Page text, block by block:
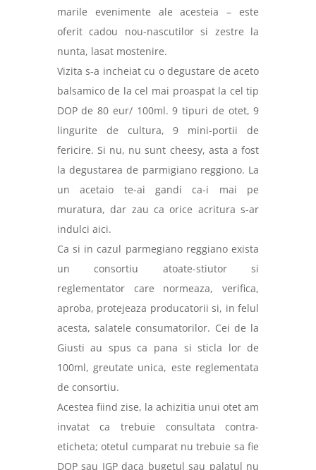
marile evenimente ale acesteia – este
oferit cadou nou-nascutilor si zestre la
nunta, lasat mostenire.
Vizita s-a incheiat cu o degustare de aceto
balsamico de la cel mai proaspat la cel tip
DOP de 80 eur/ 100ml. 9 tipuri de otet, 9
lingurite de cultura, 9 mini-portii de
fericire. Si nu, nu sunt cheesy, asta a fost
la degustarea de parmigiano reggiono. La
un acetaio te-ai gandi ca-i mai pe
muratura, dar zau ca orice acritura s-ar
indulci aici.
Ca si in cazul parmegiano reggiano exista
un consortiu atoate-stiutor si
reglementator care normeaza, verifica,
aproba, protejeaza producatorii si, in felul
acesta, salatele consumatorilor. Cei de la
Giusti au spus ca pana si sticla lor de
100ml, greutate unica, este reglementata
de consortiu.
Acestea fiind zise, la achizitia unui otet am
invatat ca trebuie consultata contra-
eticheta; otetul cumparat nu trebuie sa fie
DOP sau IGP daca bugetul sau palatul nu